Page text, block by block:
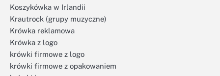
Koszykówka w Irlandii
Krautrock (grupy muzyczne)
Krówka reklamowa
Krówka z logo
krówki firmowe z logo
krówki firmowe z opakowaniem